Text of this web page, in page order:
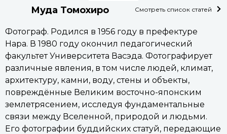
Муда Томохиро Смотреть список статей
Фотограф. Родился в 1956 году в префектуре
Нара. В 1980 году окончил педагогический
факультет Университета Васэда. Фотографирует
различные явления, в том числе людей, климат,
архитектуру, камни, воду, стены и объекты,
повреждённые Великим восточно-японским
землетрясением, исследуя фундаментальные
связи между Вселенной, природой и людьми.
Его фотографии буддийских статуй, передающие